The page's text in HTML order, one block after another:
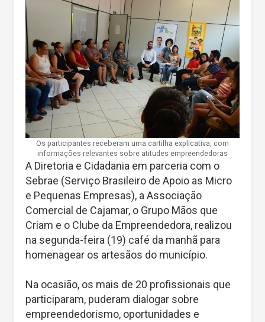
Os participantes receberam uma cartilha explicativa, com
informações relevantes sobre atitudes empreendedoras
A Diretoria e Cidadania em parceria com o
Sebrae (Serviço Brasileiro de Apoio as Micro
e Pequenas Empresas), a Associação
Comercial de Cajamar, o Grupo Mãos que
Criam e o Clube da Empreendedora, realizou
na segunda-feira (19) café da manhã para
homenagear os artesãos do município.
Na ocasião, os mais de 20 profissionais que
participaram, puderam dialogar sobre
empreendedorismo, oportunidades e